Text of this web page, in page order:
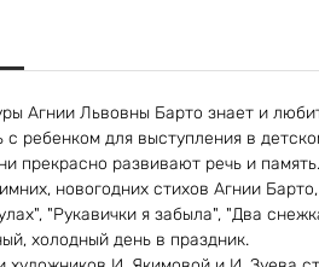
Агнии Львовны Барто знает и
с ребенком для выступления в
прекрасно развивают речь и память.
новогодних стихов Агнии
"Рукавички я забыла", "Два
холодный день в праздник.